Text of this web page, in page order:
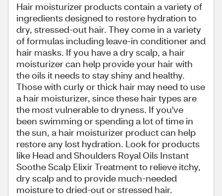
Hair moisturizer products contain a variety of
ingredients designed to restore hydration to
dry, stressed-out hair. They come in a variety
of formulas including leave-in conditioner and
hair masks. If you have a dry scalp, a hair
moisturizer can help provide your hair with
the oils it needs to stay shiny and healthy.
Those with curly or thick hair may need to use
a hair moisturizer, since these hair types are
the most vulnerable to dryness. If you've
been swimming or spending a lot of time in
the sun, a hair moisturizer product can help
restore any lost hydration. Look for products
like Head and Shoulders Royal Oils Instant
Soothe Scalp Elixir Treatment to relieve itchy,
dry scalp and to provide much-needed
moisture to dried-out or stressed hair.